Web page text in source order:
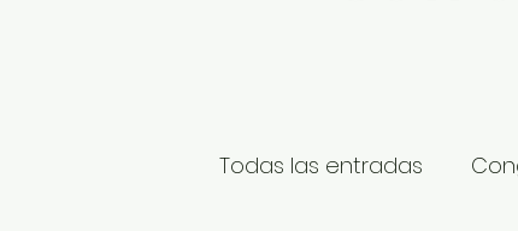
Todas las entradas